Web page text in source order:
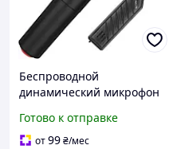
Беспроводной
динамический микрофон
действия 20 метров и
функцией Plug & Play
Готово к отправке
от99₴/мес